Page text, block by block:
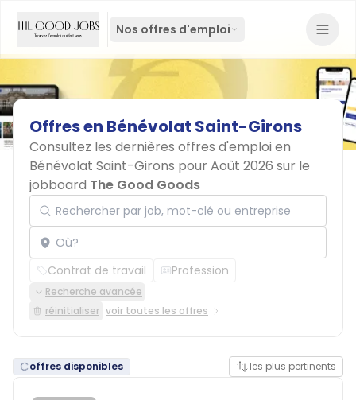
Nos offres d'emploi
Offresen Bénévolat Saint-Girons
Consultez les dernières offres d'emploi en
Bénévolat Saint-Girons pour Août 2026 sur le
jobboard The Good Goods
Rechercher par job, mot-clé ou entreprise
Localisation
Contrat de travail Profession
Recherche avancée
réinitialiser voir toutes les offres
offres disponibles les plus pertinents